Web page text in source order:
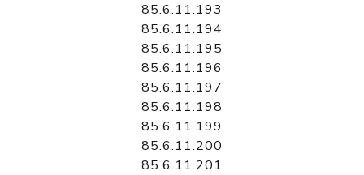
85.6.11.193
85.6.11.194
85.6.11.195
85.6.11.196
85.6.11.197
85.6.11.198
85.6.11.199
85.6.11.200
85.6.11.201